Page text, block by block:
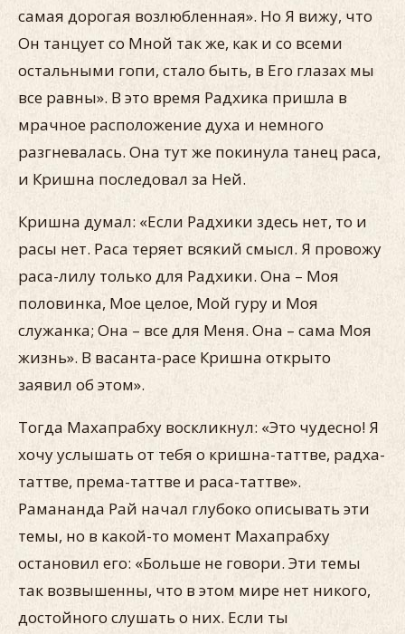
самая дорогая возлюбленная». Но Я вижу, что
Он танцует со Мной так же, как и со всеми
остальными гопи, стало быть, в Его глазах мы
все равны». В это время Радхика пришла в
мрачное расположение духа и немного
разгневалась. Она тут же покинула танец раса,
и Кришна последовал за Ней.
Кришна думал: «Если Радхики здесь нет, то и
расы нет. Раса теряет всякий смысл. Я провожу
раса-лилу только для Радхики. Она – Моя
половинка, Мое целое, Мой гуру и Моя
служанка; Она – все для Меня. Она – сама Моя
жизнь». В васанта-расе Кришна открыто
заявил об этом».
Тогда Махапрабху воскликнул: «Это чудесно! Я
хочу услышать от тебя о кришна-таттве, радха-
таттве, према-таттве и раса-таттве».
Рамананда Рай начал глубоко описывать эти
темы, но в какой-то момент Махапрабху
остановил его: «Больше не говори. Эти темы
так возвышенны, что в этом мире нет никого,
достойного слушать о них. Если ты